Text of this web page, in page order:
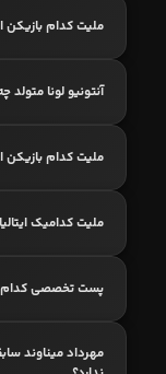
ملیت کدام بازیکن
آنتونیو لونا
ملیت کدام بازیکن
ملیت کدامیک
پست تخصصی کدام
مهرداد میناوند